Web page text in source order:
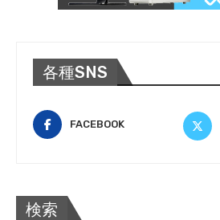
各種SNS
FACEBOOK
検索